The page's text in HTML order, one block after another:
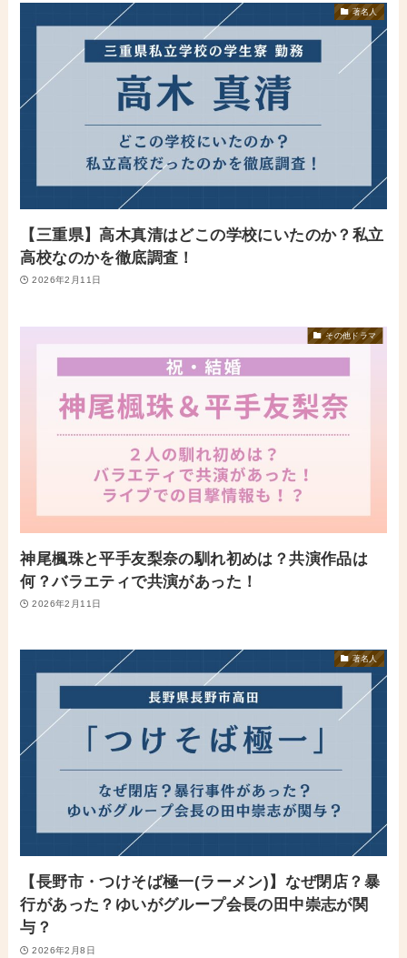
著名人
【三重県】高木真清はどこの学校にいたのか？私立
高校なのかを徹底調査！
2026年2月11日
その他ドラマ
神尾楓珠と平手友梨奈の馴れ初めは？共演作品は
何？バラエティで共演があった！
2026年2月11日
著名人
【長野市・つけそば極一(ラーメン)】なぜ閉店？暴
行があった？ゆいがグループ会長の田中崇志が関
与？
2026年2月8日